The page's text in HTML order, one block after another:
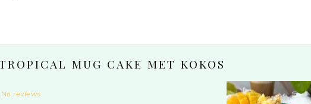
MUG CAKE MET KOKOS
No reviews